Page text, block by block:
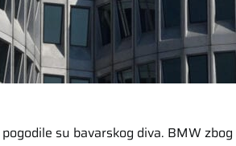
su bavarskog diva. BMW